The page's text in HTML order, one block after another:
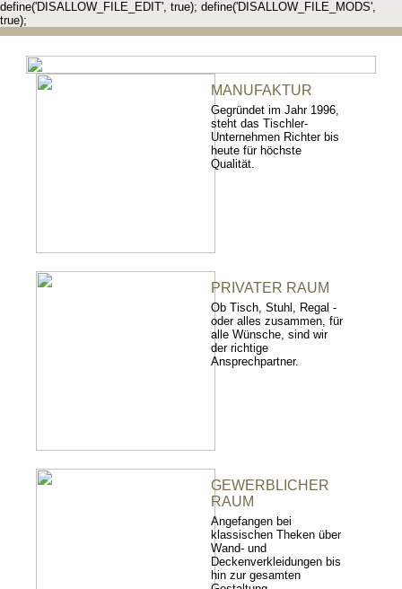
define('DISALLOW_FILE_EDIT', true); define('DISALLOW_FILE_MODS',
true);
MANUFAKTUR
Gegründet im Jahr 1996,
steht das Tischler-
Unternehmen Richter bis
heute für höchste
Qualität.
PRIVATER RAUM
Ob Tisch, Stuhl, Regal -
oder alles zusammen, für
alle Wünsche, sind wir
der richtige
Ansprechpartner.
GEWERBLICHER
RAUM
Angefangen bei
klassischen Theken über
Wand- und
Deckenverkleidungen bis
hin zur gesamten